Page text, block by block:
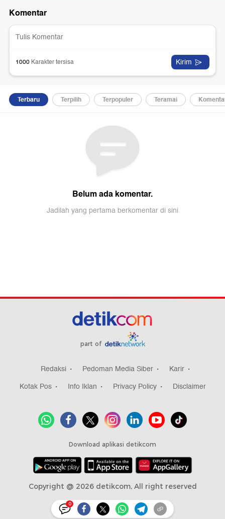
0
part of
Redaksi Pedoman Media Siber
Karir
Kotak Pos
Info Iklan Privacy Policy Disclaimer
Download aplikasi detikcom
Copyright @ 2026 detikcom, All right reserved